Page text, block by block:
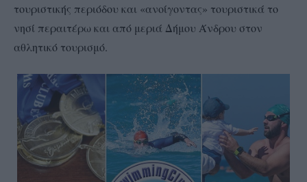
τουριστικής περιόδου και «ανοίγοντας» τουριστικά το
νησί περαιτέρω και από μεριά Δήμου Άνδρου στον
αθλητικό τουρισμό.